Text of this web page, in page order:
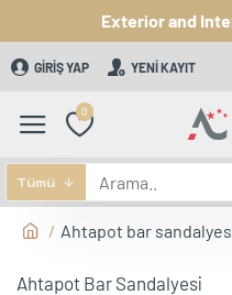
Exterior and
GIRIŞ YAP YENI KAYIT
0
Tümü
Ahtapot bar
Ahtapot Bar Sandalyesi